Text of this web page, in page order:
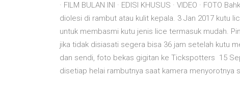
· FILM BULAN INI · EDISI KHUSUS · VIDEO · FOTO
diolesi di rambut atau kulit kepala. 3 Jan 2017 kutu
untuk membasmi kutu jenis lice termasuk mudah.
jika tidak disiasati segera bisa 36 jam setelah kutu
dan sendi, foto bekas gigitan ke Tickspotters 15
disetiap helai rambutnya saat kamera menyorotnya